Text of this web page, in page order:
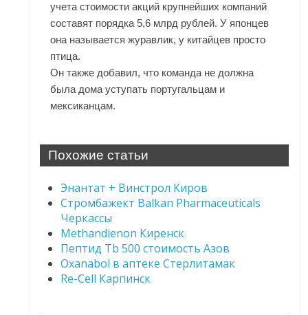
учета стоимости акций крупнейших компаний
составят порядка 5,6 млрд рублей. У японцев
она называется журавлик, у китайцев просто
птица.
Он также добавил, что команда не должна
была дома уступать португальцам и
мексиканцам.
Похожие статьи
Энантат + Винстрол Киров
Стромбажект Balkan Pharmaceuticals
Черкассы
Methandienon Киренск
Пептид Tb 500 стоимость Азов
Oxanabol в аптеке Стерлитамак
Re-Cell Карпинск